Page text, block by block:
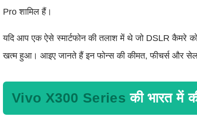
Pro शामिल हैं।
यदि आप एक ऐसे स्मार्टफोन की तलाश में थे जो DSLR कैमरे
खत्म हुआ। आइए जानते हैं इन फोन्स की कीमत, फीचर्स और सेल
Vivo X300 Series की भारत में